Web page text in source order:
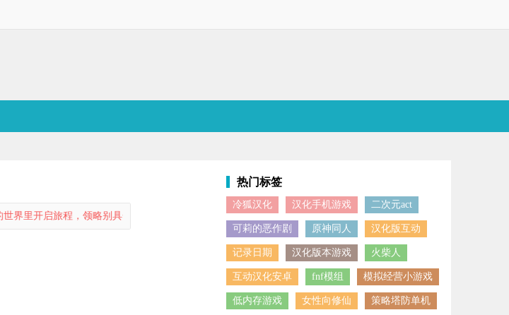
领略别具一格的风景，感受一波三折的剧情，带来沉浸式体验，还有多样谜题等你挑战，激发无限脑洞，搭配上
热门标签
冷狐汉化 汉化手机游戏 二次元act
可莉的恶作剧 原神同人 汉化版互动
记录日期 汉化版本游戏 火柴人
互动汉化安卓 fnf模组 模拟经营小游戏
低内存游戏 女性向修仙 策略塔防单机